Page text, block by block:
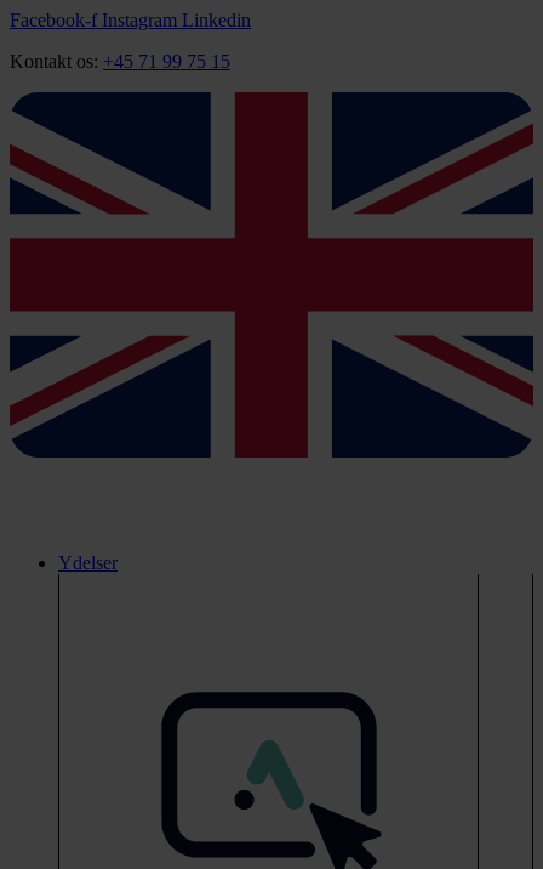
Videre
indhold
Facebook-f Instagram Linkedin
Kontakt os: +45 71 99 75 15
Ydelser